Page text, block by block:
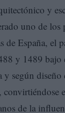
y
uno de los
de España, el
y 1489
según diseño
convirtiéndose
de la